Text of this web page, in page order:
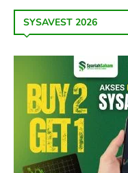
SYSAVEST 2026